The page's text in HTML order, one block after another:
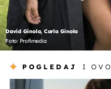
David Ginola, Carla Ginola
Foto: Profimedia
POGLEDAJ I OVO